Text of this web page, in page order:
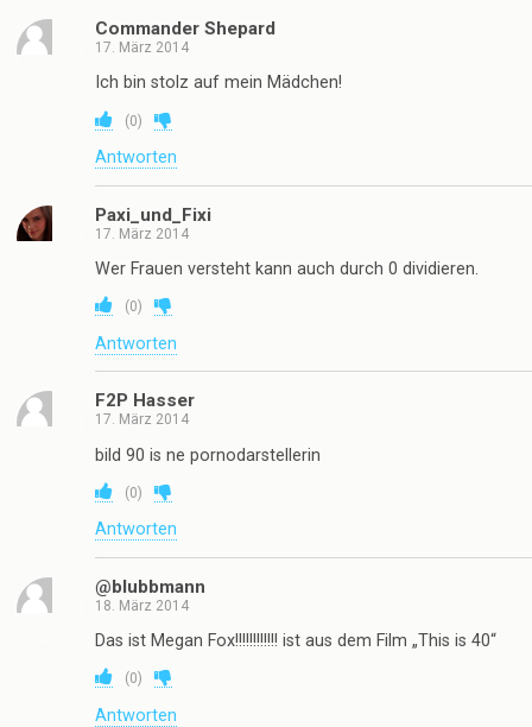
Commander Shepard
17. März 2014
Ich bin stolz auf mein Mädchen!
(0)
Antworten
Paxi_und_Fixi
17. März 2014
Wer Frauen versteht kann auch durch 0 dividieren.
(0)
Antworten
F2P Hasser
17. März 2014
bild 90 is ne pornodarstellerin
(0)
Antworten
@blubbmann
18. März 2014
Das ist Megan Fox!!!!!!!!!!!! ist aus dem Film „This is 40“
(0)
Antworten